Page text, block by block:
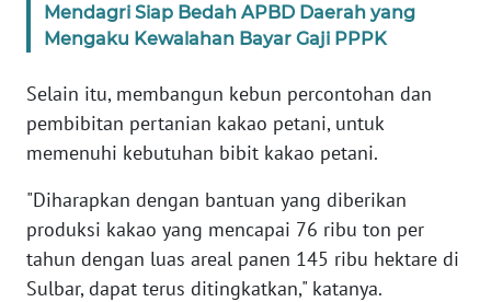
Mendagri Siap Bedah APBD Daerah yang
Mengaku Kewalahan Bayar Gaji PPPK
Selain itu, membangun kebun percontohan dan
pembibitan pertanian kakao petani, untuk
memenuhi kebutuhan bibit kakao petani.
"Diharapkan dengan bantuan yang diberikan
produksi kakao yang mencapai 76 ribu ton per
tahun dengan luas areal panen 145 ribu hektare di
Sulbar, dapat terus ditingkatkan," katanya.
WN
SERAMBI
WN
JAMBI
SULTRA
WN
NTB